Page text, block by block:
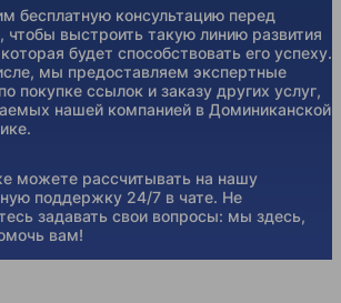
бесплатную консультацию перед
чтобы выстроить такую линию развития
будет способствовать его успеху.
мы предоставляем экспертные
покупке ссылок и заказу других услуг,
нашей компанией в Доминиканской
можете рассчитывать на нашу
поддержку 24/7 в чате. Не
задавать свои вопросы: мы здесь,
вам!